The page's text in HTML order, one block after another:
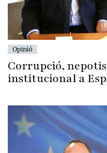
Opinió
Corrupció,
institucional a